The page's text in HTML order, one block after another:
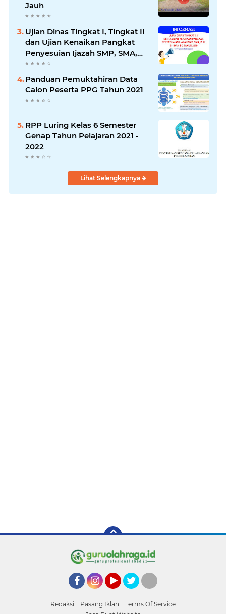
Jauh
Ujian Dinas Tingkat I, Tingkat II
dan Ujian Kenaikan Pangkat
Penyesuian Ijazah SMP, SMA,
D3, S1 dan S2 Tahun 2019
Panduan Pemuktahiran Data
Calon Peserta PPG Tahun 2021
RPP Luring Kelas 6 Semester
Genap Tahun Pelajaran 2021 -
2022
Lihat Selengkapnya
Redaksi Pasang Iklan
Terms Of Service